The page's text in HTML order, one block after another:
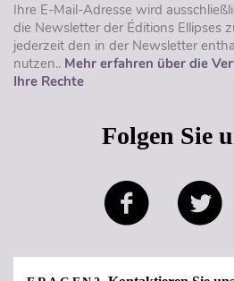
Ihre E-Mail-Adresse wird
die Newsletter der Éditions Ellipses
jederzeit den in der Newsletter
nutzen.. Mehr erfahren über die
Ihre Rechte
Folgen Sie